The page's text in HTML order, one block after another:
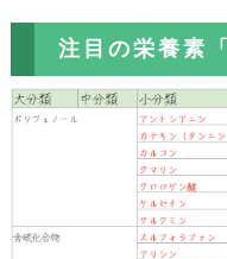
注目の栄養素